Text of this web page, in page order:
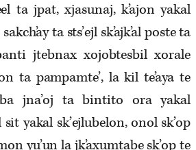
ta jpat, xjasunaj, k’ajon yakal
ta sts’ejl sk’ajk’al poste ta
jtebnax xojobtesbil xorale
ta pampamte’, la kil te’aya te
jna’oj ta bintito ora yakal
yakal sk’ejlubelon, onol sk’op
yu’un la jk’axumtabe sk’op te